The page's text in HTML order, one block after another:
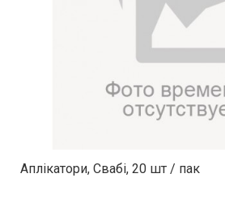
Аплікатори, Свабі, 20 шт / пак